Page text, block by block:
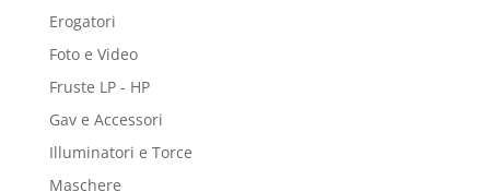
Erogatori
Foto e Video
Fruste LP - HP
Gav e Accessori
Illuminatori e Torce
Maschere